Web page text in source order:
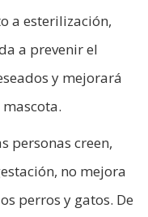
a esterilización,
a prevenir el
y mejorará
personas creen,
no mejora
perros y gatos. De